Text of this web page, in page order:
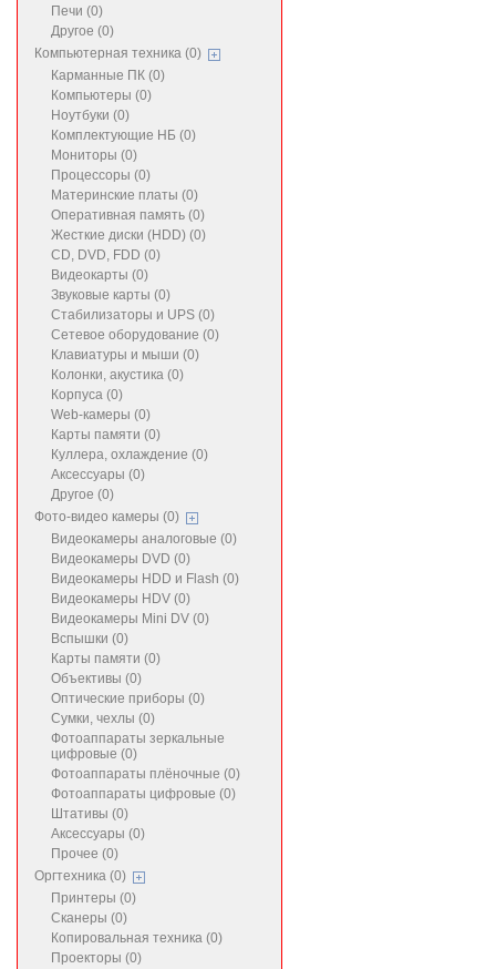
Печи (0)
Другое (0)
Компьютерная техника (0)
Карманные ПК (0)
Компьютеры (0)
Ноутбуки (0)
Комплектующие НБ (0)
Мониторы (0)
Процессоры (0)
Материнские платы (0)
Оперативная память (0)
Жесткие диски (HDD) (0)
CD, DVD, FDD (0)
Видеокарты (0)
Звуковые карты (0)
Стабилизаторы и UPS (0)
Сетевое оборудование (0)
Клавиатуры и мыши (0)
Колонки, акустика (0)
Корпуса (0)
Web-камеры (0)
Карты памяти (0)
Куллера, охлаждение (0)
Аксессуары (0)
Другое (0)
Фото-видео камеры (0)
Видеокамеры аналоговые (0)
Видеокамеры DVD (0)
Видеокамеры HDD и Flash (0)
Видеокамеры HDV (0)
Видеокамеры Mini DV (0)
Вспышки (0)
Карты памяти (0)
Объективы (0)
Оптические приборы (0)
Сумки, чехлы (0)
Фотоаппараты зеркальные
цифровые (0)
Фотоаппараты плёночные (0)
Фотоаппараты цифровые (0)
Штативы (0)
Аксессуары (0)
Прочее (0)
Оргтехника (0)
Принтеры (0)
Сканеры (0)
Копировальная техника (0)
Проекторы (0)